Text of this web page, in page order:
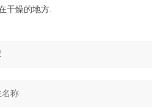
干燥的地方.